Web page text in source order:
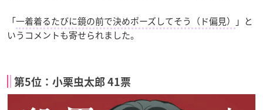
「一着着るたびに鏡の前で決めポーズしてそう（ド偏見）
」と
いうコメントも寄せられました。
第5位：小栗虫太郎 41票